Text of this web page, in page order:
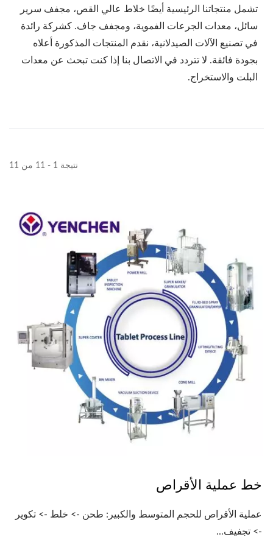
تشمل منتجاتنا الرئيسية أيضًا خلاط عالي القص، مجفف سرير
سائل، معدات الجرعات الفموية، ومجفف جاف. كشركة رائدة
في تصنيع الآلات الصيدلانية، نقدم المنتجات المذكورة أعلاه
بجودة فائقة. لا تتردد في الاتصال بنا إذا كنت تبحث عن معدات
البلت والاستخراج.
نتيجة 1 - 11 من 11
خط عملية الأقراص
عملية الأقراص للحجم المتوسط والكبير: طحن -> خلط -> تكوير
-> تجفيف...